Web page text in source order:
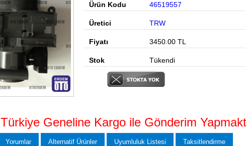
Ürün Kodu 46519557
Üretici TRW
Fiyatı 3450.00 TL
Stok Tükendi
Türkiye Geneline Kargo ile Gönderim
Yorumlar Alternatif Ürünler Uyumluluk Listesi Taksitlendirme